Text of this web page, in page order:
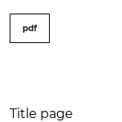
pdf
Title page